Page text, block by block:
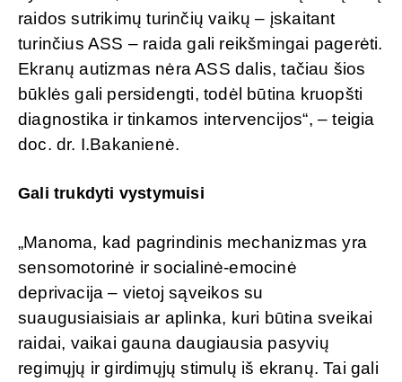
raidos sutrikimų turinčių vaikų – įskaitant
turinčius ASS – raida gali reikšmingai pagerėti.
Ekranų autizmas nėra ASS dalis, tačiau šios
būklės gali persidengti, todėl būtina kruopšti
diagnostika ir tinkamos intervencijos“, – teigia
doc. dr. I.Bakanienė.
Gali trukdyti vystymuisi
„Manoma, kad pagrindinis mechanizmas yra
sensomotorinė ir socialinė-emocinė
deprivacija – vietoj sąveikos su
suaugusiaisiais ar aplinka, kuri būtina sveikai
raidai, vaikai gauna daugiausia pasyvių
regimųjų ir girdimųjų stimulų iš ekranų. Tai gali